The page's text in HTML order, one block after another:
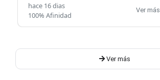
hace 16 dias
100% Afinidad
Ver más
Ver más